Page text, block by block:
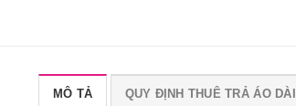
MÔ TẢ QUY ĐỊNH THUÊ TRẢ ÁO DÀI